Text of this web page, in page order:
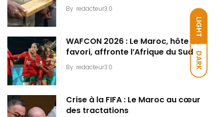
LIGHT
DARK
By redacteur3.0
WAFCON 2026 : Le Maroc, hôte et
favori, affronte l’Afrique du Sud
By redacteur3.0
Crise à la FIFA : Le Maroc au cœur
des tractations